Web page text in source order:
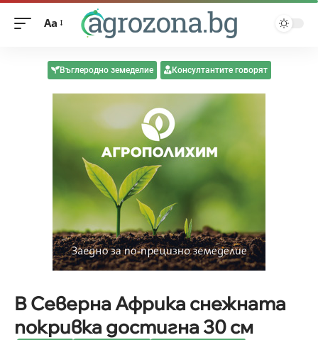
Aa
Въглеродно земеделие Консултантите говорят
В Северна Африка снежната
покривка достигна 30 см